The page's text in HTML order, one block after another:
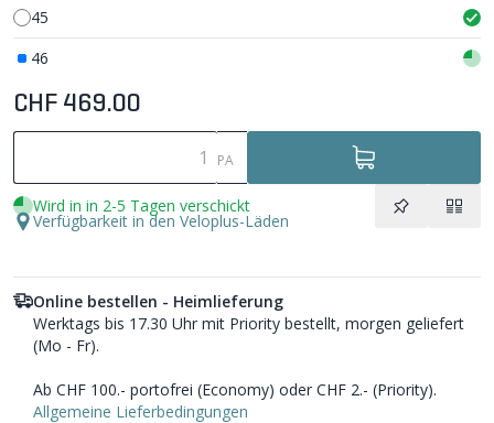
45
46
CHF 469.00
PA
Wird in in 2-5 Tagen verschickt
Verfügbarkeit in den Veloplus-Läden
Online bestellen - Heimlieferung
Werktags bis 17.30 Uhr mit Priority bestellt, morgen geliefert
(Mo - Fr).
Ab CHF 100.- portofrei (Economy) oder CHF 2.- (Priority).
Allgemeine Lieferbedingungen